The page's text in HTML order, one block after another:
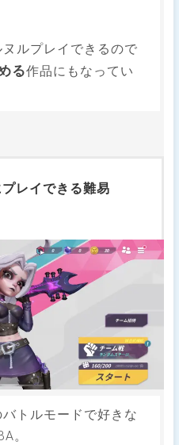
ルプレイできるので
る作品にもなってい
レイできる難易
トルモードで好きな
。